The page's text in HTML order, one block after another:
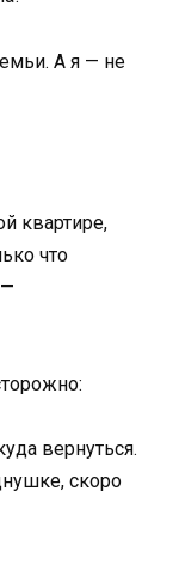
А я — не
квартире,
что
вернуться.
скоро